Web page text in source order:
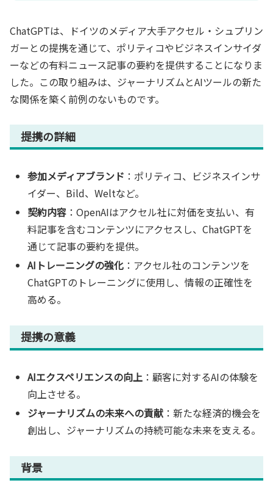
ChatGPTは、ドイツのメディア大手アクセル・シュプリン
ガーとの提携を通じて、ポリティコやビジネスインサイダ
ーなどの有料ニュース記事の要約を提供することになりま
した。この取り組みは、ジャーナリズムとAIツールの新た
な関係を築く前例のないものです。
提携の詳細
参加メディアブランド ：ポリティコ、ビジネスインサ
イダー、Bild、Weltなど。
契約内容 ：OpenAIはアクセル社に対価を支払い、有
料記事を含むコンテンツにアクセスし、ChatGPTを
通じて記事の要約を提供。
AIトレーニングの強化 ：アクセル社のコンテンツを
ChatGPTのトレーニングに使用し、情報の正確性を
高める。
提携の意義
AIエクスペリエンスの向上 ：顧客に対するAIの体験を
向上させる。
ジャーナリズムの未来への貢献 ：新たな経済的機会を
創出し、ジャーナリズムの持続可能な未来を支える。
背景